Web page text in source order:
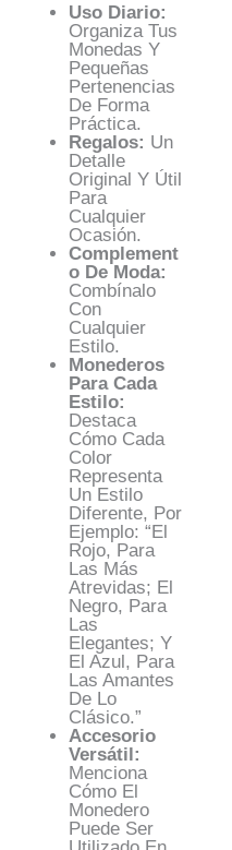
Uso Diario:
Organiza Tus
Monedas Y
Pequeñas
Pertenencias
De Forma
Práctica.
Regalos: Un
Detalle
Original Y Útil
Para
Cualquier
Ocasión.
Complement
O De Moda:
Combínalo
Con
Cualquier
Estilo.
Monederos
Para Cada
Estilo:
Destaca
Cómo Cada
Color
Representa
Un Estilo
Diferente, Por
Ejemplo: “El
Rojo, Para
Las Más
Atrevidas; El
Negro, Para
Las
Elegantes; Y
El Azul, Para
Las Amantes
De Lo
Clásico.”
Accesorio
Versátil:
Menciona
Cómo El
Monedero
Puede Ser